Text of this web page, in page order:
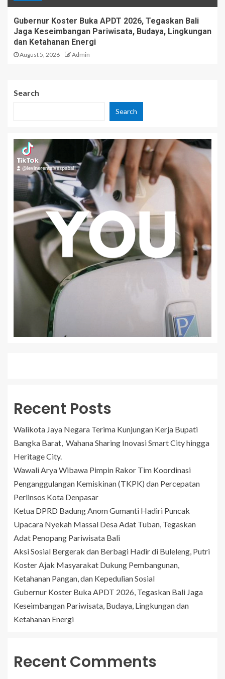
Gubernur Koster Buka APDT 2026, Tegaskan Bali
Jaga Keseimbangan Pariwisata, Budaya, Lingkungan
dan Ketahanan Energi
August 5, 2026 Admin
Search
Search
Recent Posts
Walikota Jaya Negara Terima Kunjungan Kerja Bupati
Bangka Barat, Wahana Sharing Inovasi Smart City hingga
Heritage City.
Wawali Arya Wibawa Pimpin Rakor Tim Koordinasi
Penganggulangan Kemiskinan (TKPK) dan Percepatan
Perlinsos Kota Denpasar
Ketua DPRD Badung Anom Gumanti Hadiri Puncak
Upacara Nyekah Massal Desa Adat Tuban, Tegaskan
Adat Penopang Pariwisata Bali
Aksi Sosial Bergerak dan Berbagi Hadir di Buleleng, Putri
Koster Ajak Masyarakat Dukung Pembangunan,
Ketahanan Pangan, dan Kepedulian Sosial
Gubernur Koster Buka APDT 2026, Tegaskan Bali Jaga
Keseimbangan Pariwisata, Budaya, Lingkungan dan
Ketahanan Energi
Recent Comments